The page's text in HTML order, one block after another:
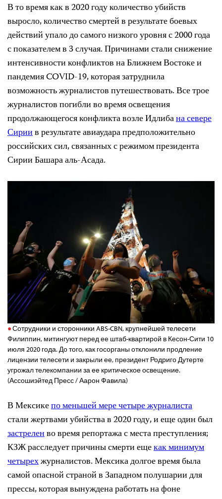
В то время как в 2020 году количество убийств
выросло, количество смертей в результате боевых
действий упало до самого низкого уровня с 2000 года
с показателем в 3 случая. Причинами стали снижение
интенсивности конфликтов на Ближнем Востоке и
пандемия COVID-19, которая затруднила
возможность журналистов путешествовать. Все трое
журналистов погибли во время освещения
продолжающегося конфликта возле Идлибана севере
Сириив результате авиаудара предположительно
российских сил, связанных с режимом президента
Сирии Башара аль-Асада.
Сотрудники и сторонники ABS-CBN, крупнейшей телесети
Филиппин, митингуют перед ее штаб-квартирой в Кесон-Сити 10
июля 2020 года. До того, как госорганы отклонили продление
лицензии телесети и закрыли ее, президент Родриго Дутерте
угрожал телекомпании за ее критическое освещение.
(Ассошиэйтед Пресс / Аарон Фавила)
В Мексикепо меньшей мере четыре журналиста
стали жертвами убийства в 2020 году, и еще один был
застреленво время репортажа с места преступления;
КЗЖ расследует причины смерти ещекак минимум
четырехжурналистов. Мексика долгое время была
самой опасной страной в Западном полушарии для
прессы, которая вынуждена работать на фоне